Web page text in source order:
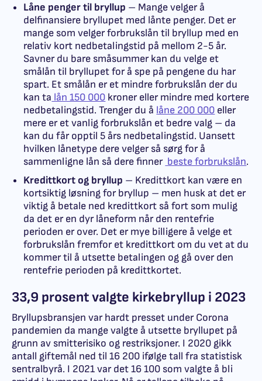
Låne penger til bryllup – Mange velger å
delfinansiere bryllupet med lånte penger. Det er
mange som velger forbrukslån til bryllup med en
relativ kort nedbetalingstid på mellom 2-5 år.
Savner du bare småsummer kan du velge et
smålån til bryllupet for å spe på pengene du har
spart. Et smålån er et mindre forbrukslån der du
kan ta lån 150 000 kroner eller mindre med kortere
nedbetalingstid. Trenger du å låne 200 000 eller
mere er et vanlig forbrukslån et bedre valg – da
kan du får opptil 5 års nedbetalingstid. Uansett
hvilken lånetype dere velger så sørg for å
sammenligne lån så dere finner beste forbrukslån.
Kredittkort og bryllup – Kredittkort kan være en
kortsiktig løsning for bryllup – men husk at det er
viktig å betale ned kredittkort så fort som mulig
da det er en dyr låneform når den rentefrie
perioden er over. Det er mye billigere å velge et
forbrukslån fremfor et kredittkort om du vet at du
kommer til å utsette betalingen og gå over den
rentefrie perioden på kredittkortet.
33,9 prosent valgte kirkebryllup i 2023
Bryllupsbransjen var hardt presset under Corona
pandemien da mange valgte å utsette bryllupet på
grunn av smitterisiko og restriksjoner. I 2020 gikk
antall giftemål ned til 16 200 ifølge tall fra statistisk
sentralbyrå. I 2021 var det 16 100 som valgte å bli